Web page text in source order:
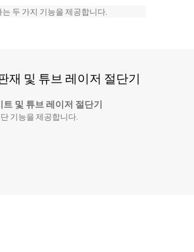
두 가지 기능을 제공합니다.
재 및 튜브 레이저 절단기
및 튜브 레이저 절단기
기능을 제공합니다.